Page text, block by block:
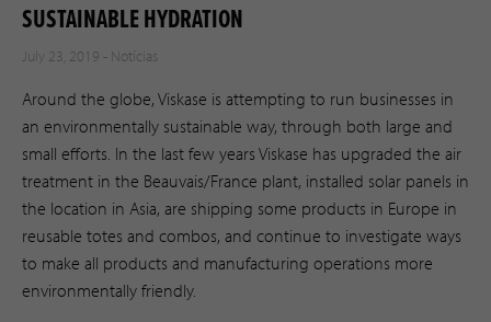
SUSTAINABLE HYDRATION
July 23, 2019 - Notícias
Around the globe, Viskase is attempting to run businesses in
an environmentally sustainable way, through both large and
small efforts. In the last few years Viskase has upgraded the air
treatment in the Beauvais/France plant, installed solar panels in
the location in Asia, are shipping some products in Europe in
reusable totes and combos, and continue to investigate ways
to make all products and manufacturing operations more
environmentally friendly.